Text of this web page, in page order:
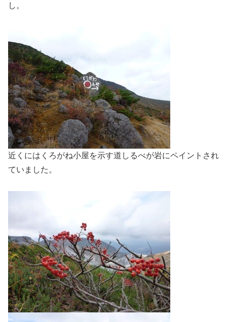
し。
近くにはくろがね小屋を示す道しるべが岩にペイントされ
ていました。